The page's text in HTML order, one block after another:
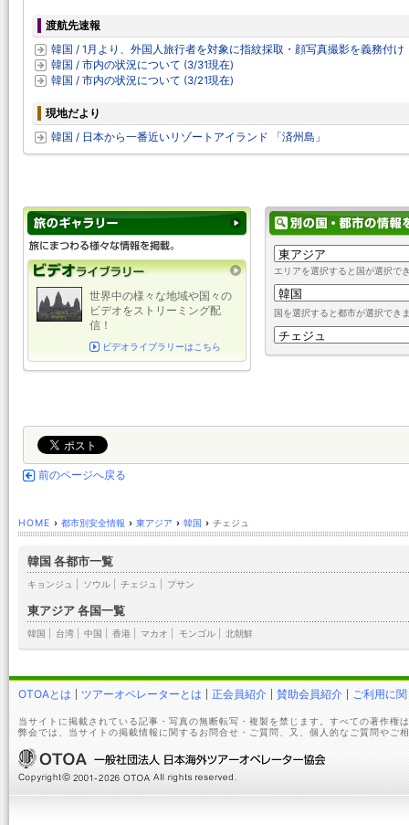
渡航先速報
韓国 / 1月より、外国人旅行者を対象に指紋採取・顔写真撮影を義務付け
韓国 / 市内の状況について (3/31現在)
韓国 / 市内の状況について (3/21現在)
現地だより
韓国 / 日本から一番近いリゾートアイランド 「済州島」
エリアを選択すると国が選択で
国を選択すると都市が選択でき
世界中の様々な地域や国々の
ビデオをストリーミング配
信！
ビデオライブラリーはこちら
前のページへ戻る
HOME › 都市別安全情報 › 東アジア › 韓国 › チェジュ
韓国 各都市一覧
キョンジュ ソウル チェジュ プサン
東アジア 各国一覧
韓国 台湾 中国 香港 マカオ モンゴル| 北朝鮮
OTOAとは ツアーオペレーターとは 正会員紹介 賛助会員紹介 ご利用に
当サイトに掲載されている記事・写真の無断転写・複製を禁じます。すべての著作権
弊会では、当サイトの掲載情報に関するお問合せ・ご質問、又、個人的なご質問やご